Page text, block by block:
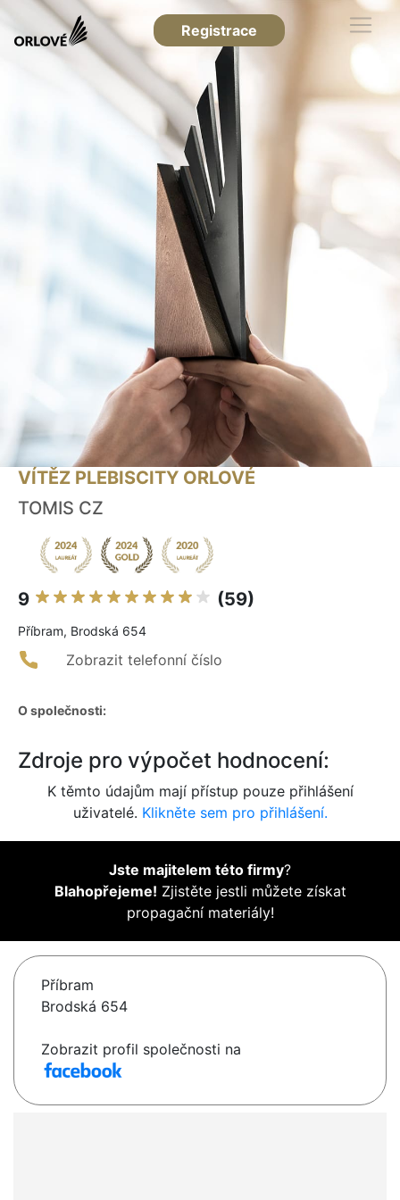
Registrace
VÍTĚZ PLEBISCITY ORLOVÉ
TOMIS CZ
9 (59)
Příbram, Brodská 654
Zobrazit telefonní číslo
O společnosti:
Zdroje pro výpočet hodnocení:
K těmto údajům mají přístup pouze přihlášení
uživatelé. Klikněte sem pro přihlášení.
Jste majitelem této firmy?
Blahopřejeme! Zjistěte jestli můžete získat
propagační materiály!
Příbram
Brodská 654
Zobrazit profil společnosti na